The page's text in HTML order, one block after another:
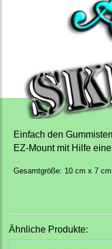
Einfach den
EZ-Mount mit Hilfe
Gesamtgröße: 10 cm x 7 cm
Ähnliche Produkte: